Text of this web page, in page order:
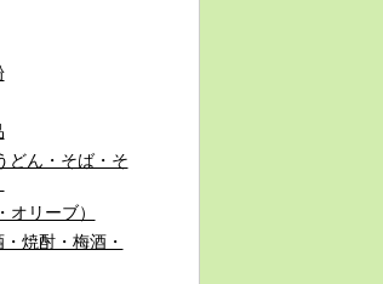
どん・そば・そ
オリーブ）
焼酎・梅酒・